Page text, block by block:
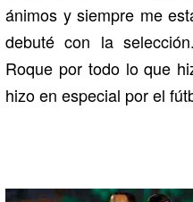
ánimos y siempre me
debuté con la
Roque por todo lo que
hizo en especial por el